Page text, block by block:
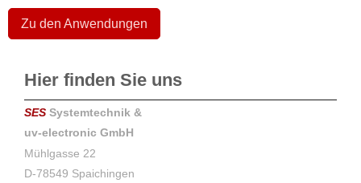
Zu den Anwendungen
Hier finden Sie uns
SES Systemtechnik &
uv-electronic GmbH
Mühlgasse 22
D-78549 Spaichingen